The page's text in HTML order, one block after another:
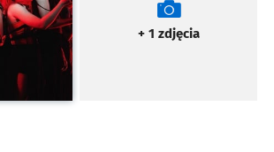
+ 1 zdjęcia